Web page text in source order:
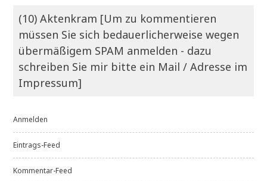
(10) Aktenkram [Um zu kommentieren
müssen Sie sich bedauerlicherweise wegen
übermäßigem SPAM anmelden - dazu
schreiben Sie mir bitte ein Mail / Adresse im
Impressum]
Anmelden
Eintrags-Feed
Kommentar-Feed